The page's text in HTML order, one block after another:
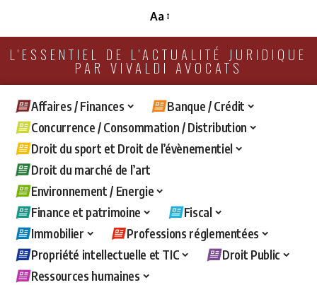
Aa
L'ESSENTIEL DE L'ACTUALITÉ JURIDIQUE
PAR VIVALDI AVOCATS
Affaires / Finances
Banque / Crédit
Concurrence / Consommation / Distribution
Droit du sport et Droit de l’évènementiel
Droit du marché de l’art
Environnement / Energie
Finance et patrimoine
Fiscal
Immobilier
Professions réglementées
Propriété intellectuelle et TIC
Droit Public
Ressources humaines